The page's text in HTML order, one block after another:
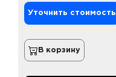
Уточнить стоимость
В корзину